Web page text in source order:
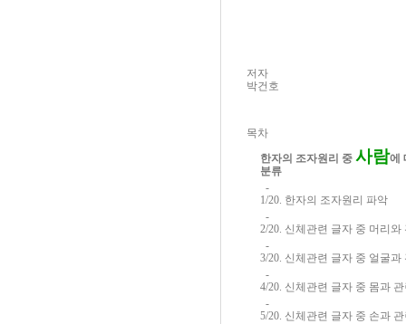
저자
박건호
목차
한자의 조자원리 중 사람에
분류
-
1/20. 한자의 조자원리 파악
-
2/20. 신체관련 글자 중 머리와
-
3/20. 신체관련 글자 중 얼굴과
-
4/20. 신체관련 글자 중 몸과
-
5/20. 신체관련 글자 중 손과